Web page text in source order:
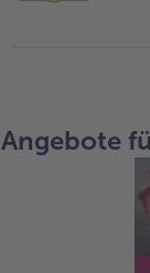
Angebote